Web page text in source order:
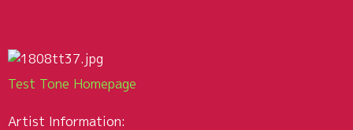
Test Tone Homepage
Artist Information: